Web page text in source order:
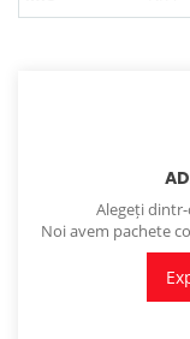
Alegeți
Noi avem pachete